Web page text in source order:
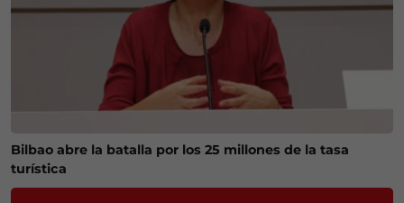
Bilbao abre la batalla por los 25 millones de la tasa
turística